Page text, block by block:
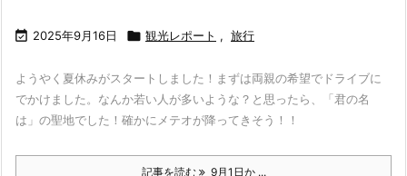
 2025年9月16日  観光レポート , 旅行
ようやく夏休みがスタートしました！まずは両親の希望でドライブに
でかけました。なんか若い人が多いような？と思ったら、「君の名
は」の聖地でした！確かにメテオが降ってきそう！！
記事を読む 9月1日か ...